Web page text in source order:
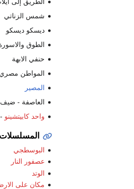
شمس الزناتي
ديسكو ديسكو
الطوق
حنفي الابهة
المواطن مصري
المصير
العاصفة -
واحد كابيتشينو
المسلسلات
البوسطجي
عصفور النار
الوتد
مكان على